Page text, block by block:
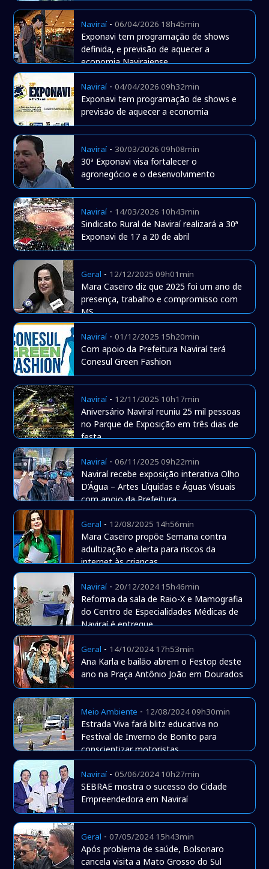
Naviraí-06/04/2026 18h45min
Exponavi tem programação de shows
definida, e previsão de aquecer a
economia Naviraiense
Naviraí-04/04/2026 09h32min
Exponavi tem programação de shows e
previsão de aquecer a economia
Naviraí- 30/03/2026 09h08min
30ª Exponavi visa fortalecer o
agronegócio e o desenvolvimento
Naviraí- 14/03/2026 10h43min
Sindicato Rural de Naviraí realizará a 30ª
Exponavi de 17 a 20 de abril
Geral - 12/12/2025 09h01min
Mara Caseiro diz que 2025 foi um ano de
presença, trabalho e compromisso com
MS
Naviraí-01/12/2025 15h20min
Com apoio da Prefeitura Naviraí terá
Conesul Green Fashion
Naviraí- 12/11/2025 10h17min
Aniversário Naviraí reuniu 25 mil pessoas
no Parque de Exposição em três dias de
festa
Naviraí-06/11/2025 09h22min
Naviraí recebe exposição interativa Olho
D’Água – Artes Líquidas e Águas Visuais
com apoio da Prefeitura
Geral - 12/08/2025 14h56min
Mara Caseiro propõe Semana contra
adultização e alerta para riscos da
internet às crianças
Naviraí- 20/12/2024 15h46min
Reforma da sala de Raio-X e Mamografia
do Centro de Especialidades Médicas de
Naviraí é entregue
Geral - 14/10/2024 17h53min
Ana Karla e bailão abrem o Festop deste
ano na Praça Antônio João em Dourados
Meio Ambiente - 12/08/2024 09h30min
Estrada Viva fará blitz educativa no
Festival de Inverno de Bonito para
conscientizar motoristas
Naviraí-05/06/2024 10h27min
SEBRAE mostra o sucesso do Cidade
Empreendedora em Naviraí
Geral -07/05/2024 15h43min
Após problema de saúde, Bolsonaro
cancela visita a Mato Grosso do Sul